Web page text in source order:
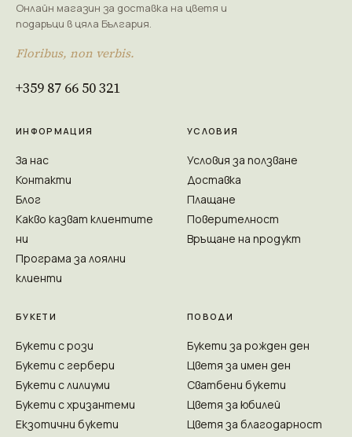
Онлайн магазин за доставка на цветя и
подаръци в цяла България.
Floribus, non verbis.
+359 87 66 50 321
ИНФОРМАЦИЯ
За нас
Контакти
Блог
Какво казват клиентите
ни
Програма за лоялни
клиенти
УСЛОВИЯ
Условия за ползване
Доставка
Плащане
Поверителност
Връщане на продукт
БУКЕТИ
Букети с рози
Букети с гербери
Букети с лилиуми
Букети с хризантеми
Екзотични букети
ПОВОДИ
Букети за рожден ден
Цветя за имен ден
Сватбени букети
Цветя за юбилей
Цветя за благодарност